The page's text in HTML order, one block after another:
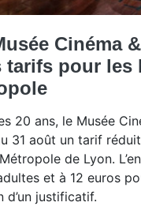
Cinéma
tarifs pour les
20 ans, le Musée
31 août un tarif
de Lyon.
et à 12 euros
d’un justificatif.